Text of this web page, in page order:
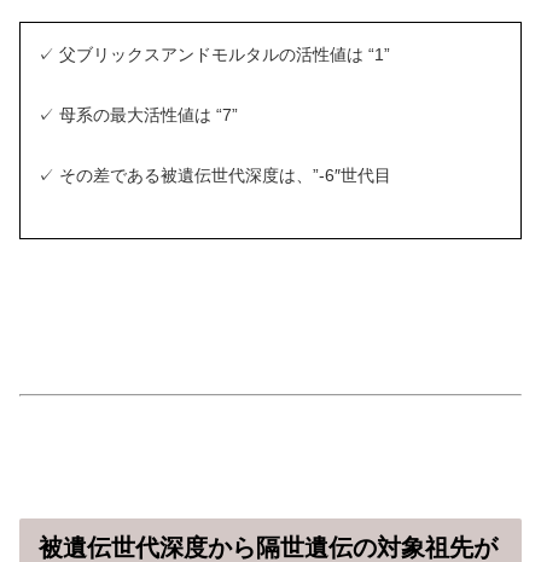
✓ 父ブリックスアンドモルタルの活性値は “1”
✓ 母系の最大活性値は “7”
✓ その差である被遺伝世代深度は、”-6″世代目
被遺伝世代深度から隔世遺伝の対象祖先が